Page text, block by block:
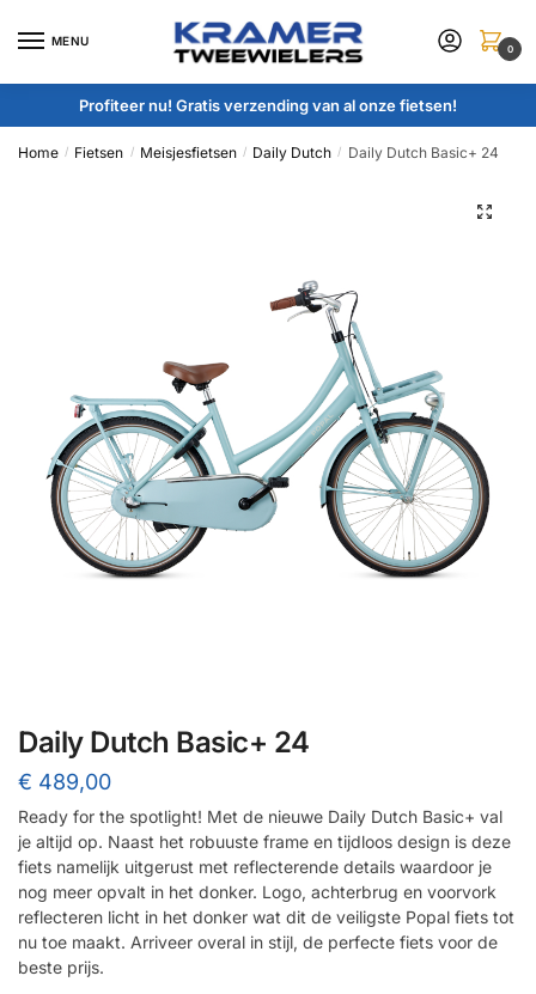
MENU
0
Profiteer nu! Gratis verzending van al onze fietsen!
Home / Fietsen / Meisjesfietsen / Daily Dutch / Daily Dutch Basic+ 24
🔍
Daily Dutch Basic+ 24
€ 489,00
Ready for the spotlight! Met de nieuwe Daily Dutch Basic+ val
je altijd op. Naast het robuuste frame en tijdloos design is deze
fiets namelijk uitgerust met reflecterende details waardoor je
nog meer opvalt in het donker. Logo, achterbrug en voorvork
reflecteren licht in het donker wat dit de veiligste Popal fiets tot
nu toe maakt. Arriveer overal in stijl, de perfecte fiets voor de
beste prijs.